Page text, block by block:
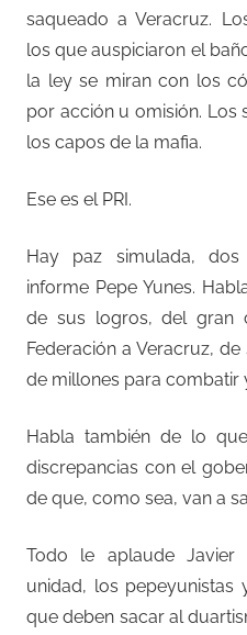
saqueado a Veracruz.
los que auspiciaron el
la ley se miran con los
por acción u omisión. Los
los capos de la mafia.
Ese es el PRI.
Hay paz simulada,
informe Pepe Yunes.
de sus logros, del gran
Federación a Veracruz,
de millones para combatir
Habla también de lo
discrepancias con el
de que, como sea, van a
Todo le aplaude Javier
unidad, los pepeyunistas
que deben sacar al